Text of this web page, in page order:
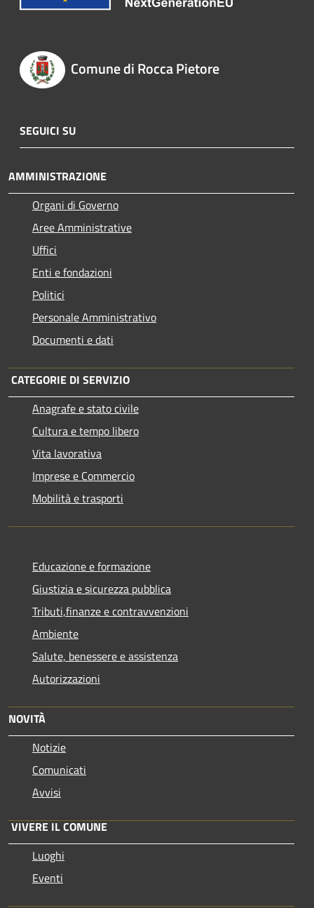
Comune di Rocca Pietore
SEGUICI SU
AMMINISTRAZIONE
Organi di Governo
Aree Amministrative
Uffici
Enti e fondazioni
Politici
Personale Amministrativo
Documenti e dati
CATEGORIE DI SERVIZIO
Anagrafe e stato civile
Cultura e tempo libero
Vita lavorativa
Imprese e Commercio
Mobilità e trasporti
Educazione e formazione
Giustizia e sicurezza pubblica
Tributi,finanze e contravvenzioni
Ambiente
Salute, benessere e assistenza
Autorizzazioni
NOVITÀ
Notizie
Comunicati
Avvisi
VIVERE IL COMUNE
Luoghi
Eventi